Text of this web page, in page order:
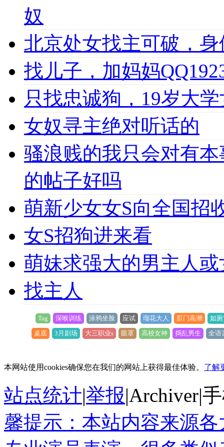
奴
北京处女找主可破，
找儿子，加妈妈
只找忠诚狗，19岁大
女奴寻主绝对听话的
骚浪贱的我只会对有
的帖子好吗
萌新少女女S向全国招
女S招狗进来看
萌妹求强大的男主人
找主人
Tag 深喉训练 涂鸦坐脸 应试 瑠花大人 肛门高潮
如
桌底
3月剧场 大三职业s 眼罩 高校女神 捣乱男生 全语
本网站使用cookies确保您在我们的网站上获得最佳体验。 了解
站点统计|举报|Archiver|
馨提示：本站内容来源